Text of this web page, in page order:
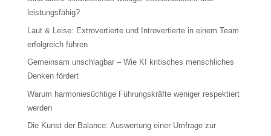
leistungsfähig?
Laut & Leise: Extrovertierte und Introvertierte in einem Team
erfolgreich führen
Gemeinsam unschlagbar – Wie KI kritisches menschliches
Denken fördert
Warum harmoniesüchtige Führungskräfte weniger respektiert
werden
Die Kunst der Balance: Auswertung einer Umfrage zur